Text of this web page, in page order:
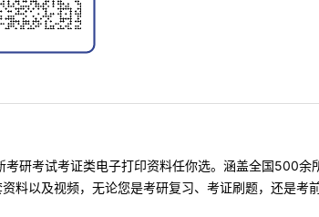
研考试考证类电子打印资料任你选。涵盖全国500
料以及视频，无论您是考研复习、考证刷题，还是